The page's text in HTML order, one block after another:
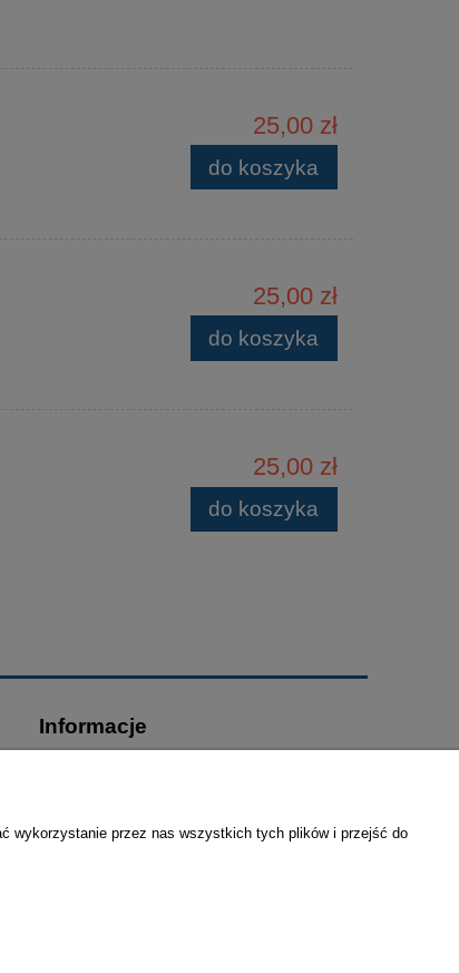
25,00 zł
do koszyka
25,00 zł
do koszyka
25,00 zł
do koszyka
Informacje
Kontakt
wykorzystanie przez nas wszystkich tych plików i przejść do